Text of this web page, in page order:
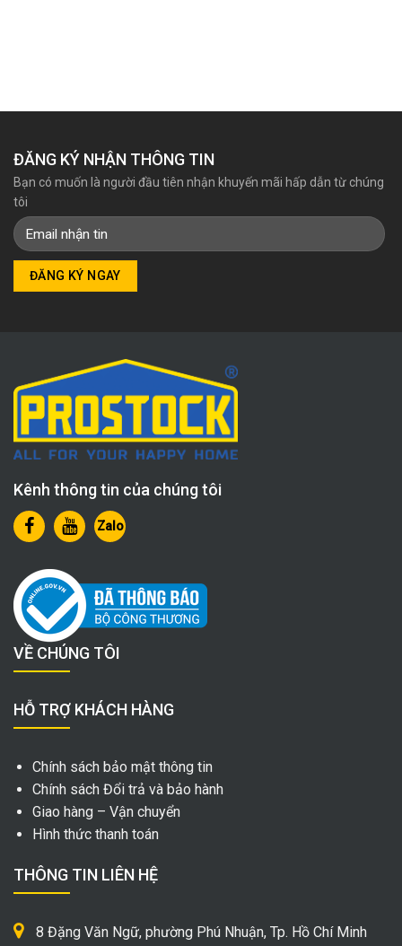
ĐĂNG KÝ NHẬN THÔNG TIN
Bạn có muốn là người đầu tiên nhận khuyến mãi hấp dẫn từ chúng
tôi
Kênh thông tin của chúng tôi
Zalo
VỀ CHÚNG TÔI
HỖ TRỢ KHÁCH HÀNG
Chính sách bảo mật thông tin
Chính sách Đổi trả và bảo hành
Giao hàng – Vận chuyển
Hình thức thanh toán
THÔNG TIN LIÊN HỆ
8 Đặng Văn Ngữ, phường Phú Nhuận, Tp. Hồ Chí Minh